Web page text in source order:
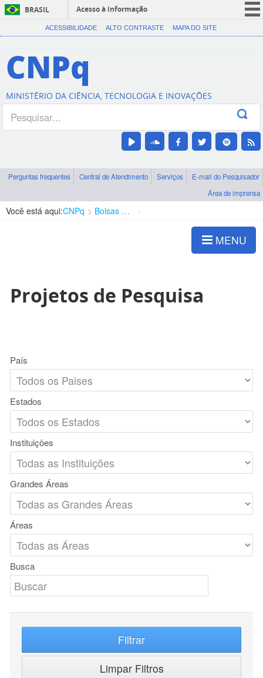
BRASIL
Acesso à informação
CORONAVÍRUS (COVID-19)
Canais
ACESSIBILIDADE ALTO CONTRASTE MAPA DO SITE
CNPq
MINISTÉRIO DA CIÊNCIA, TECNOLOGIA E INOVAÇÕES
Perguntas frequentes Central de Atendimento Serviços
E-mail do Pesquisador
Área de imprensa
Você está aqui:CNPq Bolsas e Auxílios Vigentes
MENU
Projetos de Pesquisa
País
Estados
Instituições
Grandes Áreas
Áreas
Busca
Filtrar
Limpar Filtros